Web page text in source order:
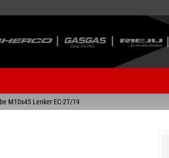
M10x45 Lenker EC-2T/19